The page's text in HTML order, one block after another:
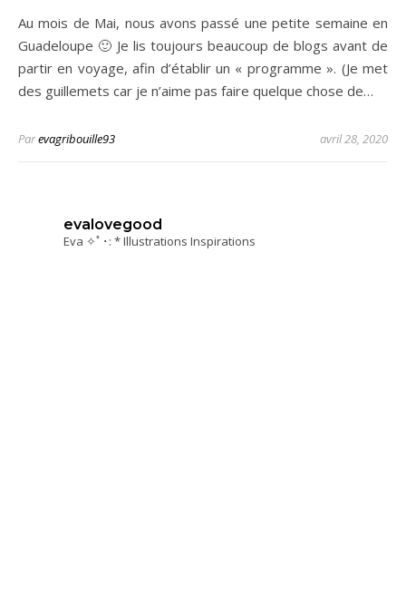
Au mois de Mai, nous avons passé une petite semaine en
Guadeloupe 🙂 Je lis toujours beaucoup de blogs avant de
partir en voyage, afin d’établir un « programme ». (Je met
des guillemets car je n’aime pas faire quelque chose de…
Parevagribouille93 avril 28, 2020
evalovegood
Eva ✧ﾟ･: * Illustrations Inspirations